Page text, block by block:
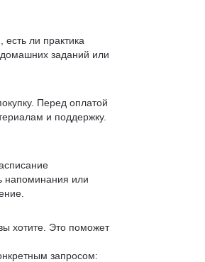
ли практика
заданий или
Перед оплатой
и поддержку.
напоминания или
хотите. Это поможет
запросом: